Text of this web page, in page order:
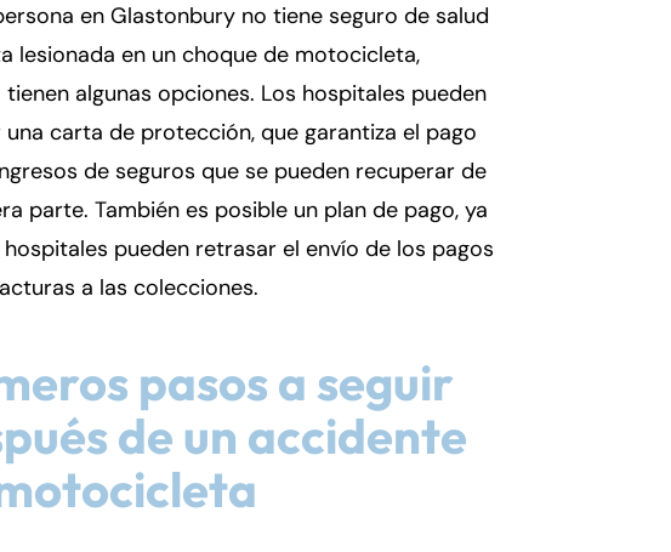
en Glastonbury no tiene seguro de salud
lesionada en un choque de motocicleta,
algunas opciones. Los hospitales pueden
carta de protección, que garantiza el pago
de seguros que se pueden recuperar de
parte. También es posible un plan de pago, ya
pueden retrasar el envío de los pagos
a las colecciones.
pasos a seguir
de un accidente